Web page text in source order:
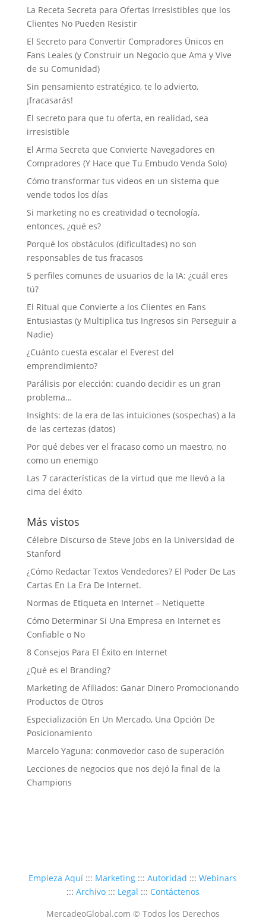
La Receta Secreta para Ofertas Irresistibles que los
Clientes No Pueden Resistir
El Secreto para Convertir Compradores Únicos en
Fans Leales (y Construir un Negocio que Ama y Vive
de su Comunidad)
Sin pensamiento estratégico, te lo advierto,
¡fracasarás!
El secreto para que tu oferta, en realidad, sea
irresistible
El Arma Secreta que Convierte Navegadores en
Compradores (Y Hace que Tu Embudo Venda Solo)
Cómo transformar tus videos en un sistema que
vende todos los días
Si marketing no es creatividad o tecnología,
entonces, ¿qué es?
Porqué los obstáculos (dificultades) no son
responsables de tus fracasos
5 perfiles comunes de usuarios de la IA: ¿cuál eres
tú?
El Ritual que Convierte a los Clientes en Fans
Entusiastas (y Multiplica tus Ingresos sin Perseguir a
Nadie)
¿Cuánto cuesta escalar el Everest del
emprendimiento?
Parálisis por elección: cuando decidir es un gran
problema…
Insights: de la era de las intuiciones (sospechas) a la
de las certezas (datos)
Por qué debes ver el fracaso como un maestro, no
como un enemigo
Las 7 características de la virtud que me llevó a la
cima del éxito
Más vistos
Célebre Discurso de Steve Jobs en la Universidad de
Stanford
¿Cómo Redactar Textos Vendedores? El Poder De Las
Cartas En La Era De Internet.
Normas de Etiqueta en Internet – Netiquette
Cómo Determinar Si Una Empresa en Internet es
Confiable o No
8 Consejos Para El Éxito en Internet
¿Qué es el Branding?
Marketing de Afiliados: Ganar Dinero Promocionando
Productos de Otros
Especialización En Un Mercado, Una Opción De
Posicionamiento
Marcelo Yaguna: conmovedor caso de superación
Lecciones de negocios que nos dejó la final de la
Champions
Empieza Aquí ::: Marketing :::Autoridad :::Webinars
::: Archivo::: Legal ::: Contáctenos
MercadeoGlobal.com © Todos los Derechos